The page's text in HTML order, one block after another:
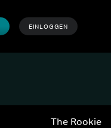
EINLOGGEN
The Rookie